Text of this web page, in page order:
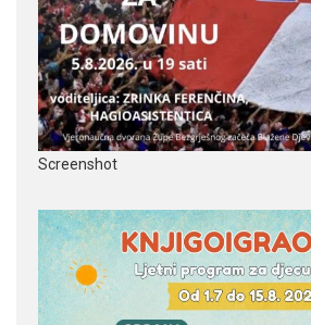
Screenshot